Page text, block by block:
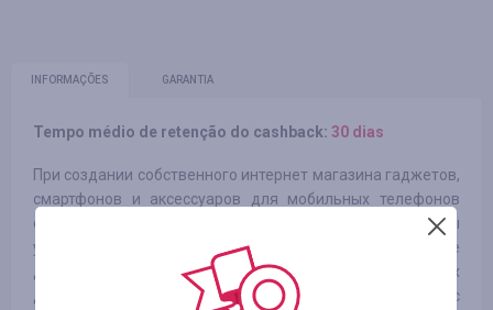
INFORMAÇÕES GARANTIA
Tempo médio de retenção do cashback: 30 dias
При создании собственного интернет магазина гаджетов,
смартфонов и аксессуаров для мобильных телефонов
самым важным для нас было создать площадку, где Вы
удобно и выгодно смогли бы приобретать полезные
девайсы и аксессуары как для себя, так и для своих
друзей и родственников. Именно поэтому мы с